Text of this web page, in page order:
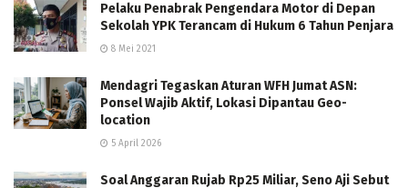
Pelaku Penabrak Pengendara Motor di Depan
Sekolah YPK Terancam di Hukum 6 Tahun Penjara
8 Mei 2021
Mendagri Tegaskan Aturan WFH Jumat ASN:
Ponsel Wajib Aktif, Lokasi Dipantau Geo-
location
5 April 2026
Soal Anggaran Rujab Rp25 Miliar, Seno Aji Sebut